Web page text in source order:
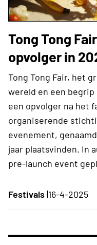
Tong Tong
opvolger in
Tong Tong Fair, het
wereld en een begrip
een opvolger na het
organiserende
evenement,
jaar plaatsvinden. In
pre-launch event
Festivals |16-4-2025